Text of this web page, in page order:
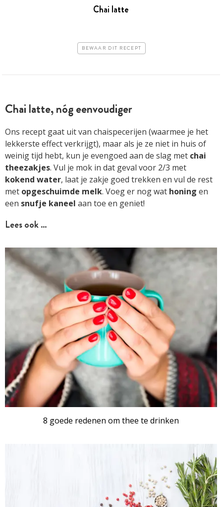
Chai latte
BEWAAR DIT RECEPT
Chai latte, nóg eenvoudiger
Ons recept gaat uit van chaispecerijen (waarmee je het
lekkerste effect verkrijgt), maar als je ze niet in huis of
weinig tijd hebt, kun je evengoed aan de slag met chai
theezakjes. Vul je mok in dat geval voor 2/3 met
kokend water, laat je zakje goed trekken en vul de rest
met opgeschuimde melk. Voeg er nog wat honing en
een snufje kaneel aan toe en geniet!
Lees ook …
8 goede redenen om thee te drinken